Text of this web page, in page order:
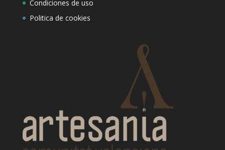
Condiciones de uso
Politica de cookies